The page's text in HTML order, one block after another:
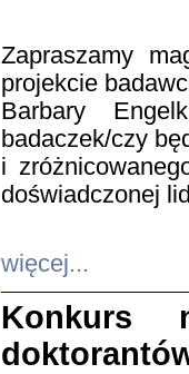
Zapraszamy
projekcie
Barbary
badaczek/czy
i
doświadczonej
więcej...
Konkurs